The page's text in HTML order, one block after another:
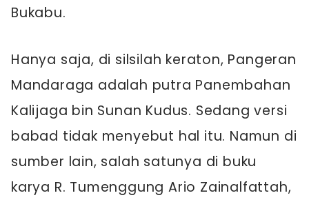
Bukabu.
Hanya saja, di silsilah keraton, Pangeran
Mandaraga adalah putra Panembahan
Kalijaga bin Sunan Kudus. Sedang versi
babad tidak menyebut hal itu. Namun di
sumber lain, salah satunya di buku
karya R. Tumenggung Ario Zainalfattah,